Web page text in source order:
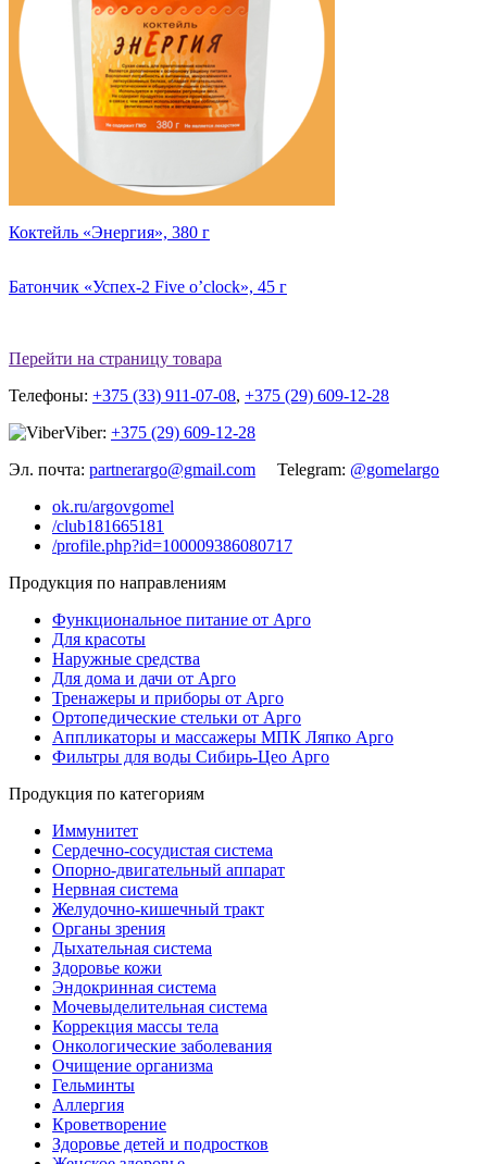
Коктейль «Энергия», 380 г
Батончик «Успех-2 Five o’clock», 45 г
Перейти на страницу товара
Телефоны: +375 (33) 911-07-08, +375 (29) 609-12-28
Viber: +375 (29) 609-12-28
Эл. почта: partnerargo@gmail.com Telegram: @gomelargo
ok.ru/argovgomel
/club181665181
/profile.php?id=100009386080717
Продукция по направлениям
Функциональное питание от Арго
Для красоты
Наружные средства
Для дома и дачи от Арго
Тренажеры и приборы от Арго
Ортопедические стельки от Арго
Аппликаторы и массажеры МПК Ляпко Арго
Фильтры для воды Сибирь-Цео Арго
Продукция по категориям
Иммунитет
Сердечно-сосудистая система
Опорно-двигательный аппарат
Нервная система
Желудочно-кишечный тракт
Органы зрения
Дыхательная система
Здоровье кожи
Эндокринная система
Мочевыделительная система
Коррекция массы тела
Онкологические заболевания
Очищение организма
Гельминты
Аллергия
Кроветворение
Здоровье детей и подростков